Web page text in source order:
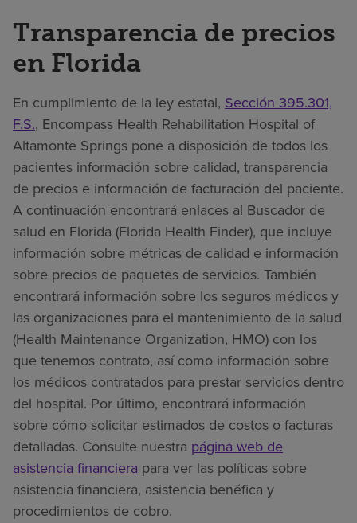
Transparencia de precios
en Florida
En cumplimiento de la ley estatal, Sección 395.301,
F.S., Encompass Health Rehabilitation Hospital of
Altamonte Springs pone a disposición de todos los
pacientes información sobre calidad, transparencia
de precios e información de facturación del paciente.
A continuación encontrará enlaces al Buscador de
salud en Florida (Florida Health Finder), que incluye
información sobre métricas de calidad e información
sobre precios de paquetes de servicios. También
encontrará información sobre los seguros médicos y
las organizaciones para el mantenimiento de la salud
(Health Maintenance Organization, HMO) con los
que tenemos contrato, así como información sobre
los médicos contratados para prestar servicios dentro
del hospital. Por último, encontrará información
sobre cómo solicitar estimados de costos o facturas
detalladas. Consulte nuestra página web de
asistencia financiera para ver las políticas sobre
asistencia financiera, asistencia benéfica y
procedimientos de cobro.